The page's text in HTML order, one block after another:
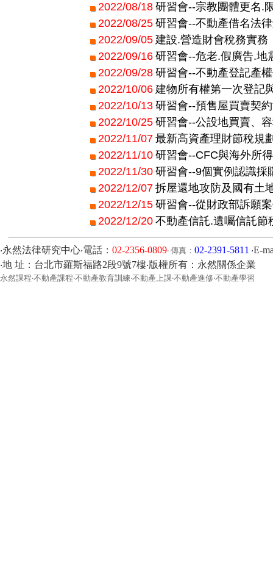
2022/08/18 研習會--宗教團體更名.
2022/08/25 研習會--不動產借名法
2022/09/05 建設.營造財會稅務實務
2022/09/16 研習會--危老.假廣告.地
2022/09/28 研習會--不動產登記產
2022/10/06 建物所有權第一次登記
2022/10/13 研習會--預售屋買賣契
2022/10/25 研習會--公設地買賣、
2022/11/07 最新高資產理財節稅規
2022/11/10 研習會--CFC與海外所
2022/11/30 研習會--9個實例認識採
2022/12/07 拆屋還地攻防及國有土
2022/12/15 研習會--從財政部訴願
2022/12/20 不動產信託.遺囑信託節
‧永然法律研究中心‧電話： 02-2356-0809‧ 傳真： 02-2391-5811 ‧E-
‧地 址：台北市羅斯福路2段9號7樓‧版權所有：永然關係企業
永然課程‧不動產課程‧不動產教育訓練‧不動產上課‧不動產進修‧不動產學習